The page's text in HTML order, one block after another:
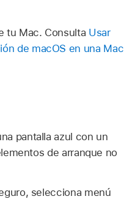
tu Mac. Consulta Usar
de macOS en una Mac
pantalla azul con un
de arranque no
selecciona menú